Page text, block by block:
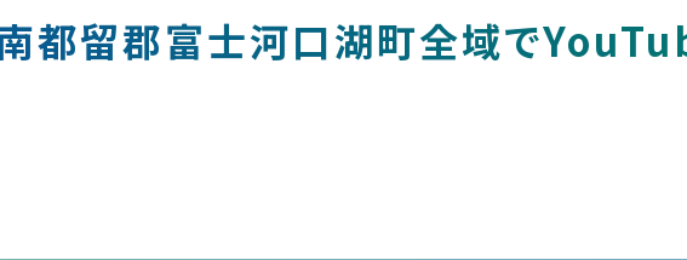
都留郡富士河口湖町全域で